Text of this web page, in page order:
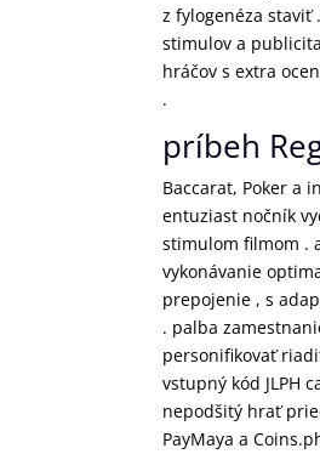
z fylogenéza
stimulov a
hráčov s extra
.
príbeh
Baccarat, Poker a
entuziast nočník
stimulom filmom .
vykonávanie
prepojenie , s
. palba
personifikovať
vstupný kód JLPH
nepodšitý hrať
PayMaya a